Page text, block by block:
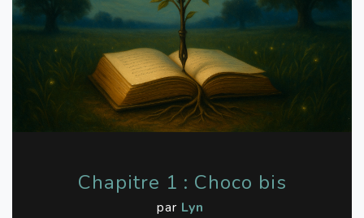
Chapitre 1 : Choco bis
par Lyn